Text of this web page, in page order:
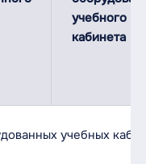
учебного
кабинета
учебных